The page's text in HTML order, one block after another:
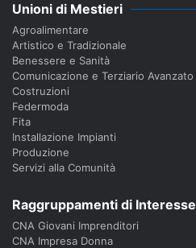
Unioni di Mestieri
Agroalimentare
Artistico e Tradizionale
Benessere e Sanità
Comunicazione e Terziario Avanzato
Costruzioni
Federmoda
Fita
Installazione Impianti
Produzione
Servizi alla Comunità
Raggruppamenti di Interesse
CNA Giovani Imprenditori
CNA Impresa Donna